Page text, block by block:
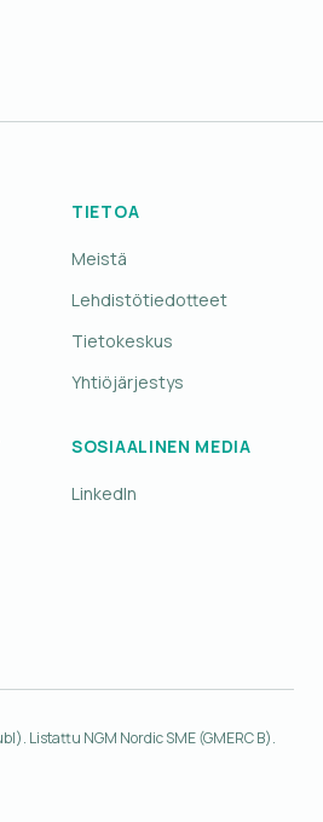
TIETOA
Meistä
Lehdistötiedotteet
Tietokeskus
Yhtiöjärjestys
SOSIAALINEN MEDIA
LinkedIn
Listattu NGM Nordic SME (GMERC B).